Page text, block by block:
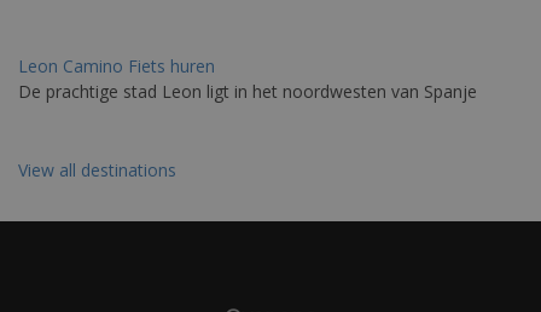
Leon Camino Fiets huren
De prachtige stad Leon ligt in het noordwesten van Spanje
View all destinations